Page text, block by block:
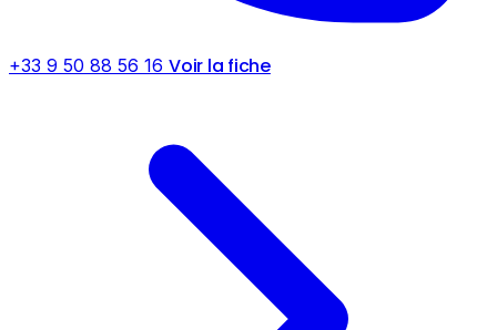
+33 9 50 88 56 16 Voir la fiche